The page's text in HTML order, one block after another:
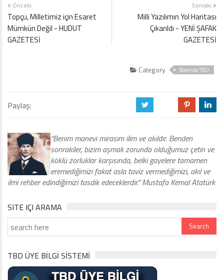
Önceki
Topçu, Milletimiz için Esaret
Mümkün Değil - HUDUT
GAZETESİ
Sonraki
Milli Yazılımın Yol Haritası
Çıkarıldı - YENİ ŞAFAK
GAZETESİ
Category Basında TBD
Paylaş: a d j
“Benim manevi mirasım ilim ve akıldır. Benden
sonrakiler, bizim aşmak zorunda olduğumuz çetin ve
köklü zorluklar karşısında, belki gayelere tamamen
eremediğimizi fakat asla taviz vermediğimizi, akıl ve
ilmi rehber edindiğimizi tasdik edeceklerdir.” Mustafa Kemal Atatürk
SITE IÇI ARAMA
TBD ÜYE BİLGİ SİSTEMİ